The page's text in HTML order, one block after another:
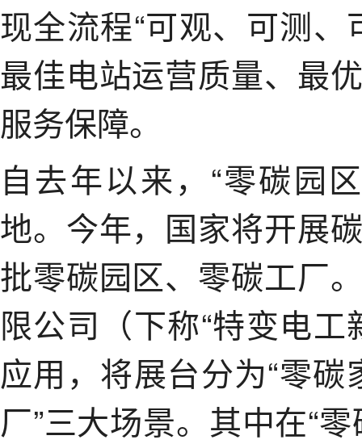
现全流程“可观、可测
最佳电站运营质量、最
服务保障。
自去年以来，“零碳园
地。今年，国家将开展
批零碳园区、零碳工厂
限公司（下称“特变电
应用，将展台分为“零碳
厂”三大场景。其中在“